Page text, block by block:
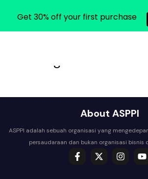
About ASPPI
ASPPI adalah sebuah organisasi yang
persaudaraan dan bukan organisasi bisnis
Get 30% off your first purchase